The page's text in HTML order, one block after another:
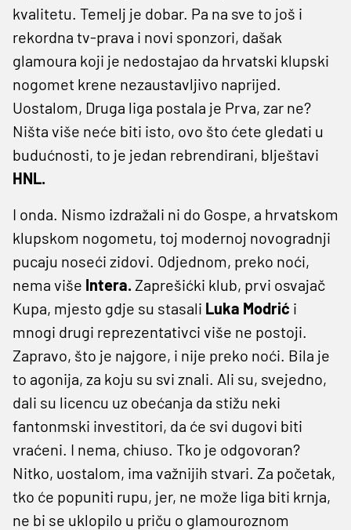
kvalitetu. Temelj je dobar. Pa na sve to još i
rekordna tv-prava i novi sponzori, dašak
glamoura koji je nedostajao da hrvatski klupski
nogomet krene nezaustavljivo naprijed.
Uostalom, Druga liga postala je Prva, zar ne?
Ništa više neće biti isto, ovo što ćete gledati u
budućnosti, to je jedan rebrendirani, blještavi
HNL.
I onda. Nismo izdražali ni do Gospe, a hrvatskom
klupskom nogometu, toj modernoj novogradnji
pucaju noseći zidovi. Odjednom, preko noći,
nema više Intera. Zaprešićki klub, prvi osvajač
Kupa, mjesto gdje su stasali Luka Modrić i
mnogi drugi reprezentativci više ne postoji.
Zapravo, što je najgore, i nije preko noći. Bila je
to agonija, za koju su svi znali. Ali su, svejedno,
dali su licencu uz obećanja da stižu neki
fantonmski investitori, da će svi dugovi biti
vraćeni. I nema, chiuso. Tko je odgovoran?
Nitko, uostalom, ima važnijih stvari. Za početak,
tko će popuniti rupu, jer, ne može liga biti krnja,
ne bi se uklopilo u priču o glamouroznom